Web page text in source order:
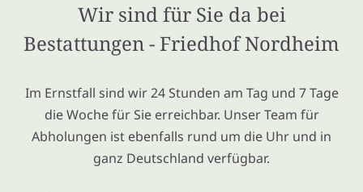
Wir sind für Sie da bei
Bestattungen - Friedhof Nordheim
Im Ernstfall sind wir 24 Stunden am Tag und 7 Tage
die Woche für Sie erreichbar. Unser Team für
Abholungen ist ebenfalls rund um die Uhr und in
ganz Deutschland verfügbar.